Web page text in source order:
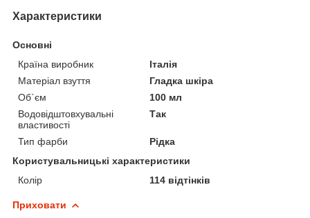
Характеристики
Основні
Країна виробник
Італія
Матеріал взуття
Гладка шкіра
Об`єм
100 мл
Водовідштовхувальні
властивості
Так
Тип фарби
Рідка
Користувальницькі характеристики
Колір
114 відтінків
Приховати